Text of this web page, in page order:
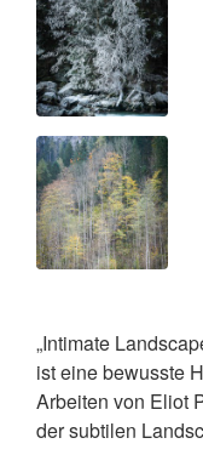
„Intimate
ist eine bewusste
Arbeiten von Eliot
der subtilen